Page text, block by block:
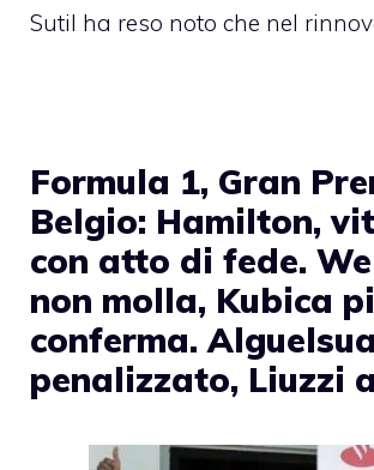
Sutil ha reso noto che nel
Formula 1, Gran
Belgio: Hamilton,
con atto di fede.
non molla, Kubica
conferma.
penalizzato, Liuzzi